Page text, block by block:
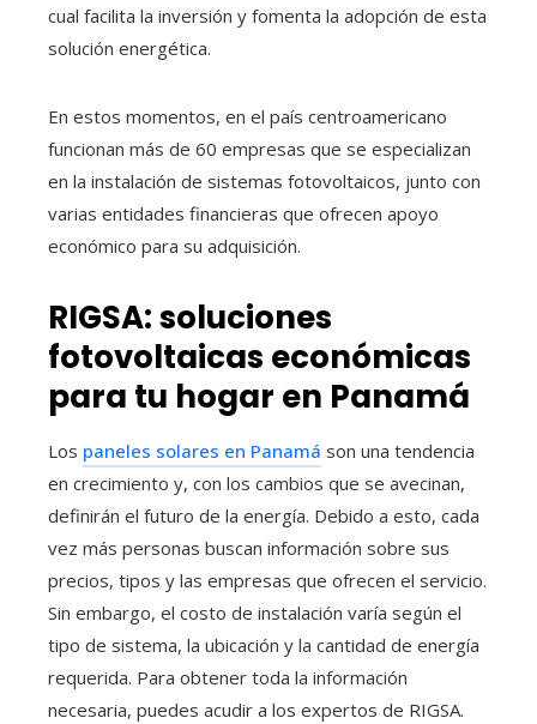
cual facilita la inversión y fomenta la adopción de esta
solución energética.
En estos momentos, en el país centroamericano
funcionan más de 60 empresas que se especializan
en la instalación de sistemas fotovoltaicos, junto con
varias entidades financieras que ofrecen apoyo
económico para su adquisición.
RIGSA: soluciones
fotovoltaicas económicas
para tu hogar en Panamá
Los paneles solares en Panamá son una tendencia
en crecimiento y, con los cambios que se avecinan,
definirán el futuro de la energía. Debido a esto, cada
vez más personas buscan información sobre sus
precios, tipos y las empresas que ofrecen el servicio.
Sin embargo, el costo de instalación varía según el
tipo de sistema, la ubicación y la cantidad de energía
requerida. Para obtener toda la información
necesaria, puedes acudir a los expertos de RIGSA.